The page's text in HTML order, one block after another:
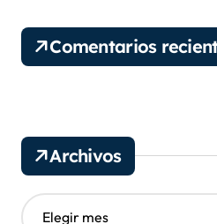
Comentarios
Archivos
A